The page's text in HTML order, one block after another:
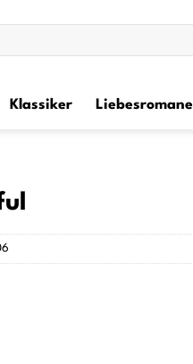
Klassiker Liebesromane